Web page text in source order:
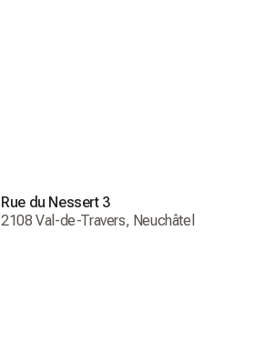
Rue du Nessert 3
2108 Val-de-Travers, Neuchâtel